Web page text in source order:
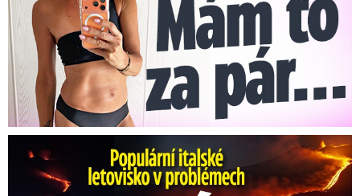
Erupce sicilské sopky Etny: Ruší desítky letů